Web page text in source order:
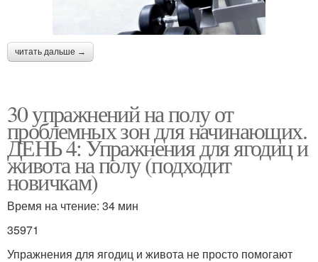
читать дальше →
30 упражнений на полу от
проблемных зон для начинающих.
ДЕНЬ 4: Упражнения для ягодиц и
живота на полу (подходит
новичкам)
Время на чтение: 34 мин
35971
Упражнения для ягодиц и живота не просто помогают